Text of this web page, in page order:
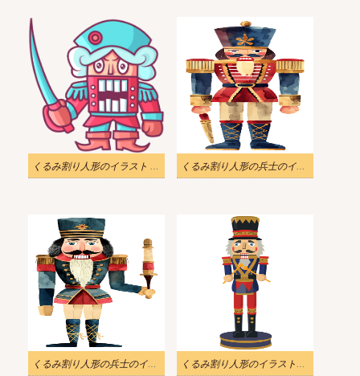
くるみ割り人形のイラスト 透明 くるみ割り人形の兵士のイラスト無料
くるみ割り人形の兵士のイラスト くるみ割り人形のイラスト画像